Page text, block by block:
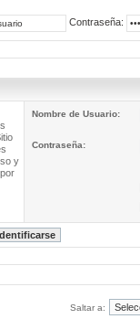
Contraseña:
y
Nombre de Usuario:
Contraseña:
Saltar a: